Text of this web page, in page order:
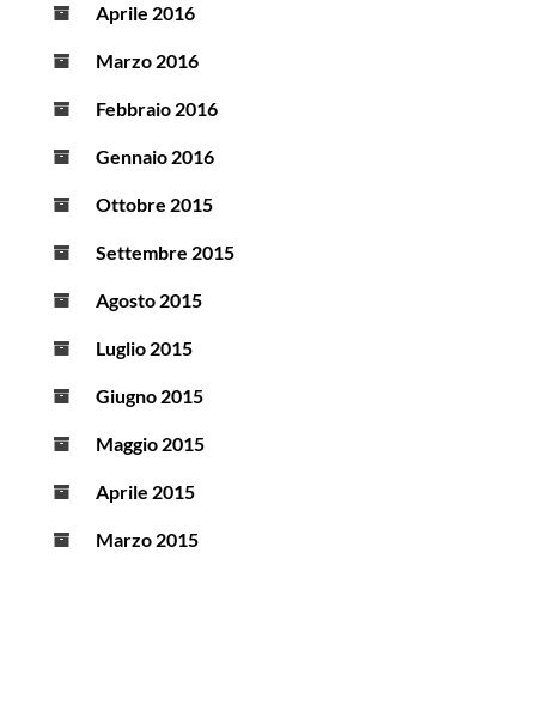
Aprile 2016
Marzo 2016
Febbraio 2016
Gennaio 2016
Ottobre 2015
Settembre 2015
Agosto 2015
Luglio 2015
Giugno 2015
Maggio 2015
Aprile 2015
Marzo 2015